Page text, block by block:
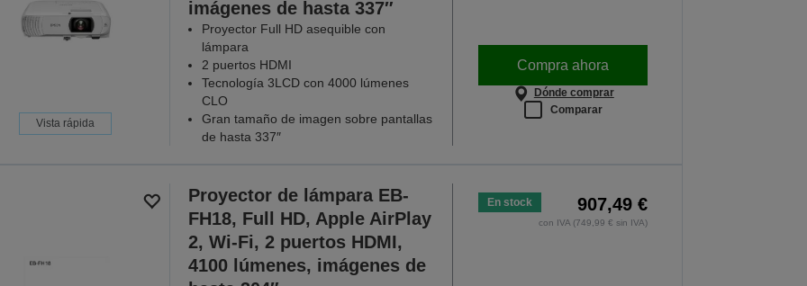
Vista rápida
imágenes de hasta 337″
Proyector Full HD asequible con
lámpara
2 puertos HDMI
Tecnología 3LCD con 4000 lúmenes
CLO
Gran tamaño de imagen sobre pantallas
de hasta 337″
Compra ahora
Dónde comprar
Comparar
Proyector de lámpara EB-
FH18, Full HD, Apple AirPlay
2, Wi-Fi, 2 puertos HDMI,
4100 lúmenes, imágenes de
En stock 907,49 €
con IVA (749,99 € sin IVA)